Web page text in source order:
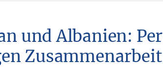
und Albanien:
Zusammenarbeit